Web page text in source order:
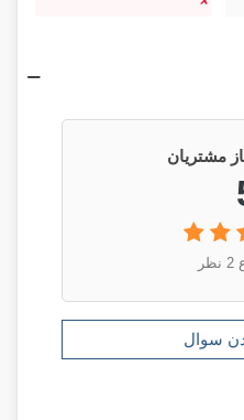
مشتریان
سوال